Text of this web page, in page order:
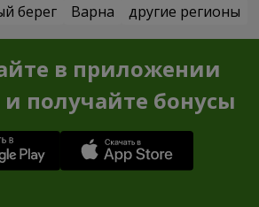
берег Варна другие регионы
в приложении
и получайте бонусы